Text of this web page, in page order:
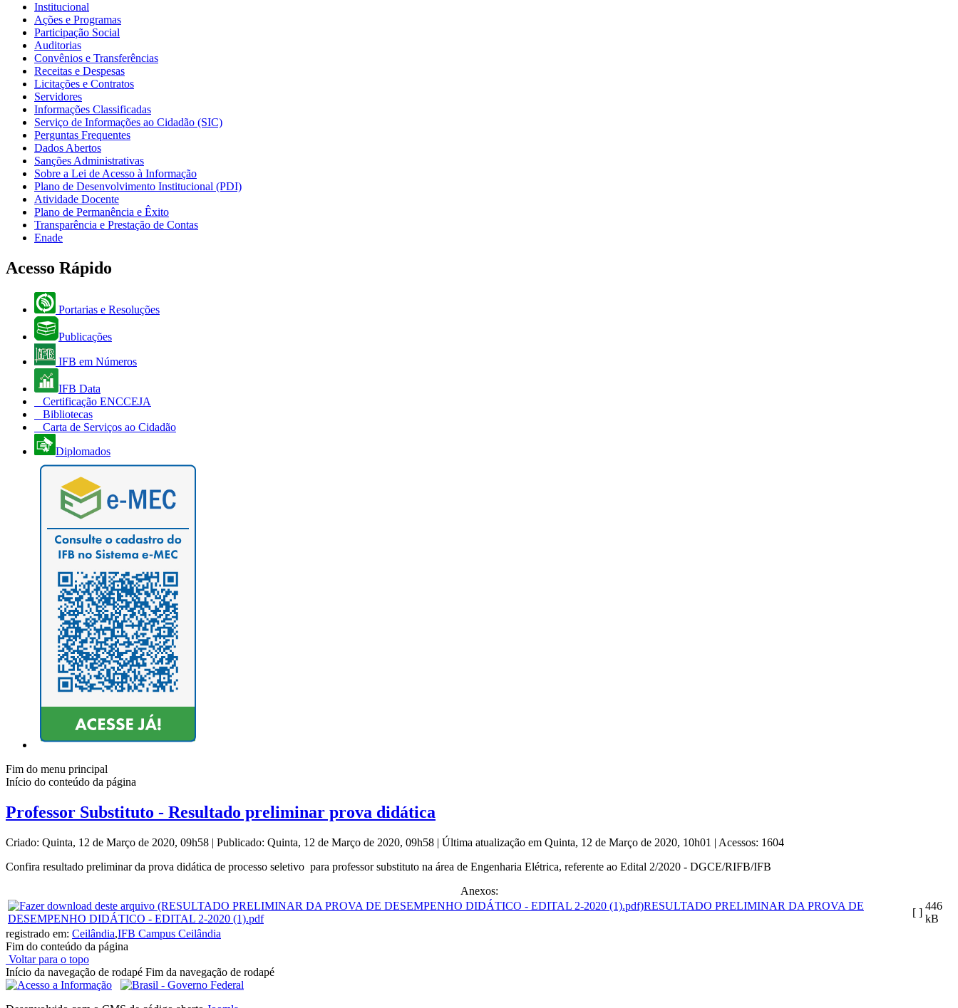
Institucional
Ações e Programas
Participação Social
Auditorias
Convênios e Transferências
Receitas e Despesas
Licitações e Contratos
Servidores
Informações Classificadas
Serviço de Informações ao Cidadão (SIC)
Perguntas Frequentes
Dados Abertos
Sanções Administrativas
Sobre a Lei de Acesso à Informação
Plano de Desenvolvimento Institucional (PDI)
Atividade Docente
Plano de Permanência e Êxito
Transparência e Prestação de Contas
Enade
Acesso Rápido
Portarias e Resoluções
Publicações
IFB em Números
IFB Data
Certificação ENCCEJA
Bibliotecas
Carta de Serviços ao Cidadão
Diplomados
Fim do menu principal
Início do conteúdo da página
Professor Substituto - Resultado preliminar prova didática
Criado: Quinta, 12 de Março de 2020, 09h58 | Publicado: Quinta, 12 de Março de 2020, 09h58 | Última atualização em Quinta, 12 de Março de 2020, 10h01 | Acessos: 1604
Confira resultado preliminar da prova didática de processo seletivo para professor substituto na área de Engenharia Elétrica, referente ao Edital 2/2020 - DGCE/RIFB/IFB
Anexos:
RESULTADO PRELIMINAR DA PROVA DE
DESEMPENHO DIDÁTICO - EDITAL 2-2020 (1).pdf
[ ]
446
kB
registrado em: Ceilândia,IFB Campus Ceilândia
Fim do conteúdo da página
Voltar para o topo
Início da navegação de rodapé Fim da navegação de rodapé